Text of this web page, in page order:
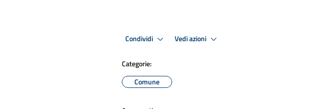
Condividi Vedi azioni
Categorie:
Comune